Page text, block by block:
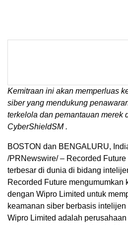
Kemitraan ini akan memperluas
siber yang mendukung
terkelola dan pemantauan merek
CyberShieldSM .
BOSTON dan BENGALURU,
/PRNewswire/ – Recorded
terbesar di dunia di bidang
Recorded Future mengumumkan
dengan Wipro Limited untuk
keamanan siber berbasis
Wipro Limited adalah